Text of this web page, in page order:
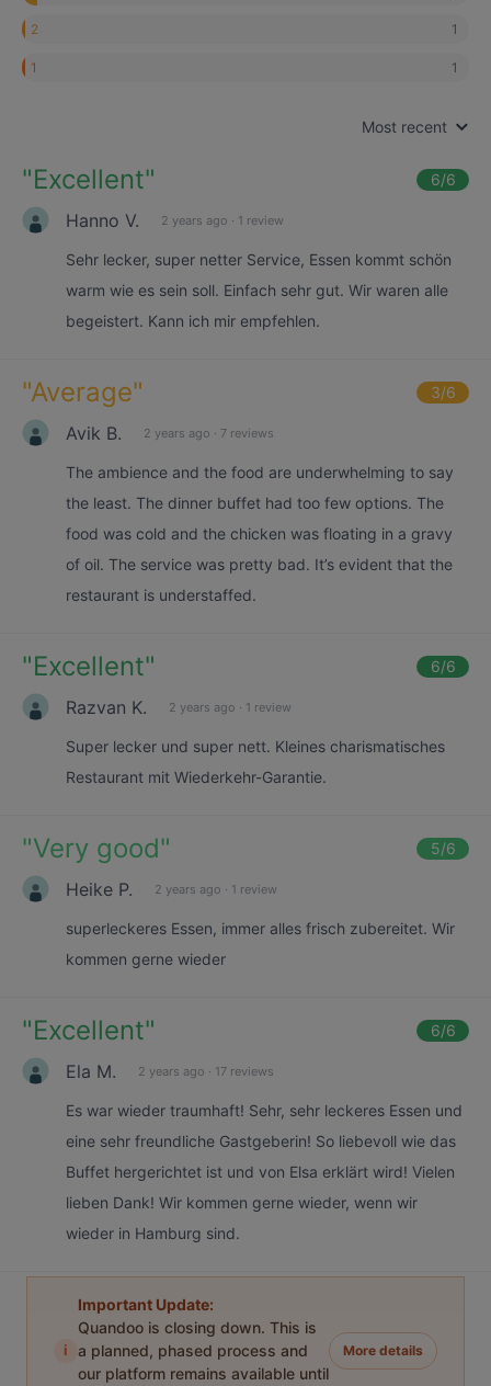
2 1
1 1
Most recent
"Excellent" 6/6
Hanno V. 2 years ago · 1 review
Sehr lecker, super netter Service, Essen kommt schön
warm wie es sein soll. Einfach sehr gut. Wir waren alle
begeistert. Kann ich mir empfehlen.
"Average" 3/6
Avik B. 2 years ago · 7 reviews
The ambience and the food are underwhelming to say
the least. The dinner buffet had too few options. The
food was cold and the chicken was floating in a gravy
of oil. The service was pretty bad. It’s evident that the
restaurant is understaffed.
"Excellent" 6/6
Razvan K. 2 years ago · 1 review
Super lecker und super nett. Kleines charismatisches
Restaurant mit Wiederkehr-Garantie.
"Very good" 5/6
Heike P. 2 years ago · 1 review
superleckeres Essen, immer alles frisch zubereitet. Wir
kommen gerne wieder
"Excellent" 6/6
Ela M. 2 years ago · 17 reviews
Es war wieder traumhaft! Sehr, sehr leckeres Essen und
eine sehr freundliche Gastgeberin! So liebevoll wie das
Buffet hergerichtet ist und von Elsa erklärt wird! Vielen
lieben Dank! Wir kommen gerne wieder, wenn wir
wieder in Hamburg sind.
i
Important Update:
Quandoo is closing down. This is
a planned, phased process and
our platform remains available until
More details